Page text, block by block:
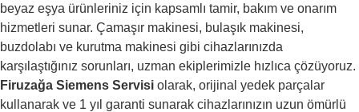
beyaz eşya ürünleriniz için kapsamlı tamir, bakım ve onarım
hizmetleri sunar. Çamaşır makinesi, bulaşık makinesi,
buzdolabı ve kurutma makinesi gibi cihazlarınızda
karşılaştığınız sorunları, uzman ekiplerimizle hızlıca çözüyoruz.
Firuzağa Siemens Servisi olarak, orijinal yedek parçalar
kullanarak ve 1 yıl garanti sunarak cihazlarınızın uzun ömürlü